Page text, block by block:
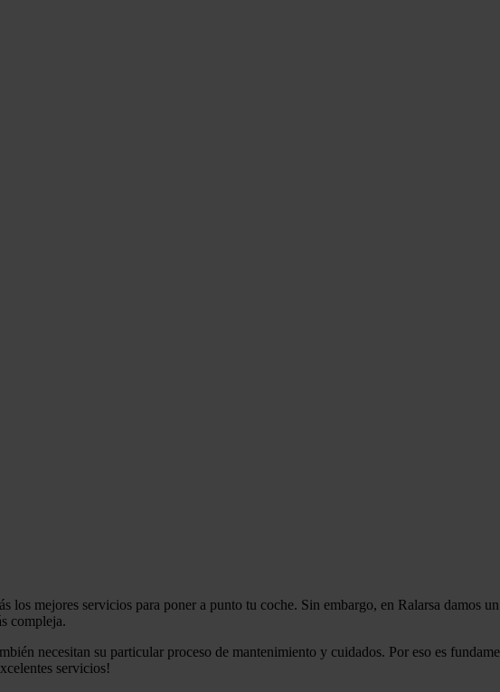
los mejores servicios para poner a punto tu coche. Sin embargo, en Ralarsa damos
compleja.
necesitan su particular proceso de mantenimiento y cuidados. Por eso es
servicios!